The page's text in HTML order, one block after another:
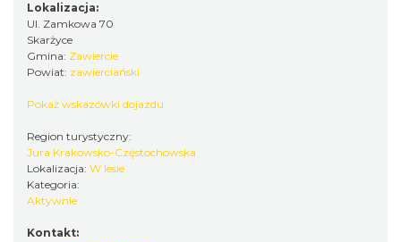
Lokalizacja:
Ul. Zamkowa 70
Skarżyce
Gmina: Zawiercie
Powiat: zawierciański
Pokaż wskazówki dojazdu
Region turystyczny:
Jura Krakowsko-Częstochowska
Lokalizacja: W lesie
Kategoria:
Aktywnie
Kontakt: